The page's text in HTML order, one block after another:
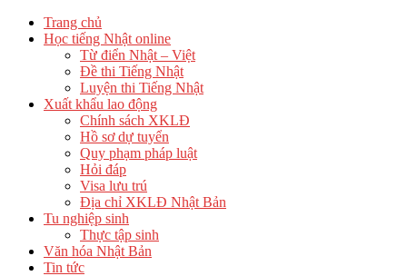
Trang chủ
Học tiếng Nhật online
Từ điển Nhật – Việt
Đề thi Tiếng Nhật
Luyện thi Tiếng Nhật
Xuất khẩu lao động
Chính sách XKLĐ
Hồ sơ dự tuyển
Quy phạm pháp luật
Hỏi đáp
Visa lưu trú
Địa chỉ XKLĐ Nhật Bản
Tu nghiệp sinh
Thực tập sinh
Văn hóa Nhật Bản
Tin tức